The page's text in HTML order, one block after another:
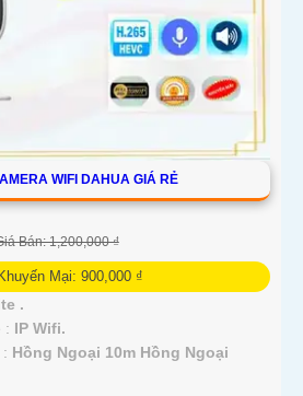
WIFI DAHUA GIÁ RẺ
Bán: 1,200,000 ₫
Mại: 900,000 ₫
.
: IP Wifi.
Hồng Ngoại 10m Hồng Ngoại